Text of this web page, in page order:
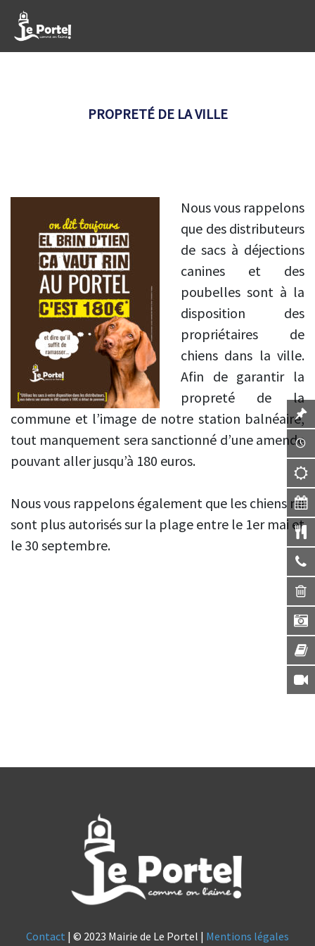
PROPRETÉ DE LA VILLE
Nous vous rappelons
que des distributeurs
de sacs à déjections
canines et des
poubelles sont à la
disposition des
propriétaires de
chiens dans la ville.
Afin de garantir la
propreté de la
commune et l’image de notre station balnéaire,
tout manquement sera sanctionné d’une amende
pouvant aller jusqu’à 180 euros.
Nous vous rappelons également que les chiens ne
sont plus autorisés sur la plage entre le 1er mai et
le 30 septembre.
Contact | © 2023 Mairie de Le Portel | Mentions légales